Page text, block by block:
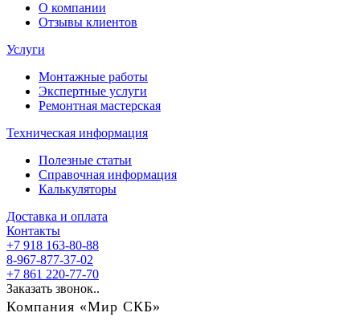
О компании
Отзывы клиентов
Услуги
Монтажные работы
Экспертные услуги
Ремонтная мастерская
Техническая информация
Полезные статьи
Справочная информация
Калькуляторы
Доставка и оплата
Контакты
+7 918 163-80-88
8-967-877-37-02
+7 861 220-77-70
Заказать звонок..
Компания «Мир СКБ»